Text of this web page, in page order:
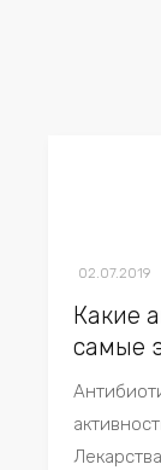
02.07.2019
Какие
самые